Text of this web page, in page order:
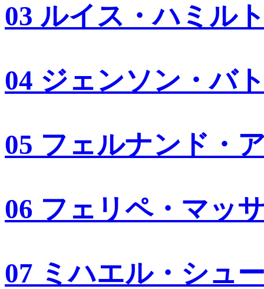
03 ルイス・ハミル
04 ジェンソン・バ
05 フェルナンド・
06 フェリペ・マッ
07 ミハエル・シュ